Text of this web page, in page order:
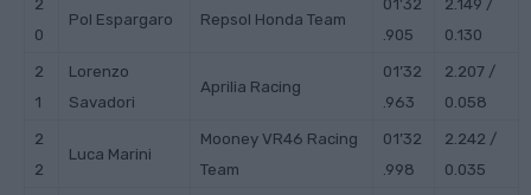
2
0
Pol Espargaro Repsol Honda Team
01’32
.905
2.149 /
0.130
2
1
Lorenzo
Savadori
Aprilia Racing
01’32
.963
2.207 /
0.058
2
2
Luca Marini
Mooney VR46 Racing
Team
01’32
.998
2.242 /
0.035